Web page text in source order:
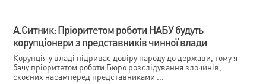
А.Ситник: Пріоритетом роботи НАБУ будуть
корупціонери з представників чинної влади
Корупція у владі підриває довіру народу до держави, тому я
бачу пріоритетом роботи Бюро розслідування злочинів,
скоєних насамперед представниками ...